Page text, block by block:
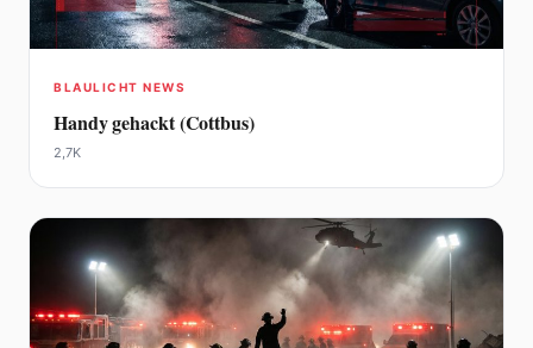
BLAULICHT NEWS
Handy gehackt (Cottbus)
2,7K